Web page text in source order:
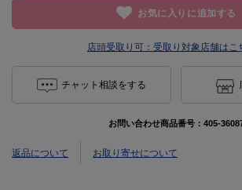
お気に入りに追加する
店頭受取り可： 受取り対象店舗はこ
チャット相談をする
お問い合わせ商品番号： 405-
返品について お取り寄せについて